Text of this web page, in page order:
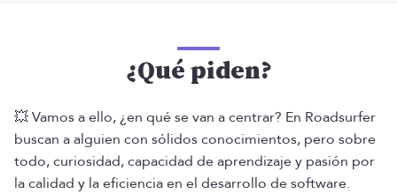
¿Qué piden?
💥 Vamos a ello, ¿en qué se van a centrar? En Roadsurfer
buscan a alguien con sólidos conocimientos, pero sobre
todo, curiosidad, capacidad de aprendizaje y pasión por
la calidad y la eficiencia en el desarrollo de software.